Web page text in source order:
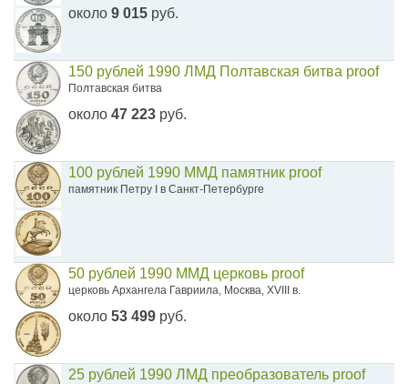
около 9 015 руб.
150 рублей 1990 ЛМД Полтавская битва proof
Полтавская битва
около 47 223 руб.
100 рублей 1990 ММД памятник proof
памятник Петру I в Санкт-Петербурге
50 рублей 1990 ММД церковь proof
церковь Архангела Гавриила, Москва, XVIII в.
около 53 499 руб.
25 рублей 1990 ЛМД преобразователь proof